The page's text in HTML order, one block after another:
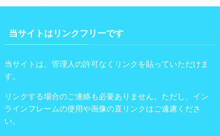
当サイトはリンクフリーです
当サイトは、管理人の許可なくリンクを貼っていただけま
す。
リンクする場合のご連絡も必要ありません。ただし、イン
ラインフレームの使用や画像の直リンクはご遠慮くださ
い。